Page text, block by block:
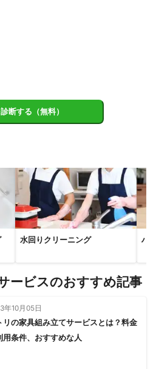
断する（無料）
水回りクリーニング ハ
ービスのおすすめ記事
年10月05日
リの家具組み立てサービスとは？料金
用条件、おすすめな人